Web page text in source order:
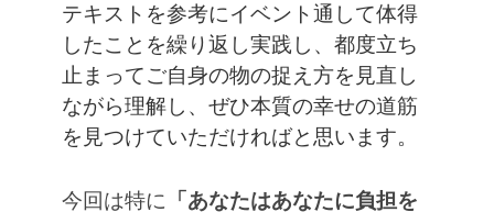
テキストを参考にイベント通して体得
したことを繰り返し実践し、都度立ち
止まってご自身の物の捉え方を見直し
ながら理解し、ぜひ本質の幸せの道筋
を見つけていただければと思います。
今回は特に 「あなたはあなたに負担を